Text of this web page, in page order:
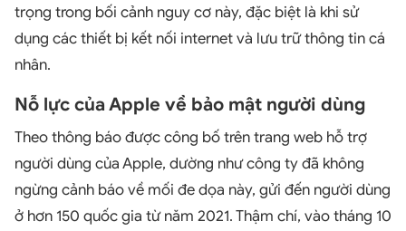
trọng trong bối cảnh nguy cơ này, đặc biệt là khi sử
dụng các thiết bị kết nối internet và lưu trữ thông tin cá
nhân.
Nỗ lực của Apple về bảo mật người dùng
Theo thông báo được công bố trên trang web hỗ trợ
người dùng của Apple, dường như công ty đã không
ngừng cảnh báo về mối đe dọa này, gửi đến người dùng
ở hơn 150 quốc gia từ năm 2021. Thậm chí, vào tháng 10